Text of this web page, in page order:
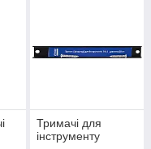
Тримачі для
інструменту